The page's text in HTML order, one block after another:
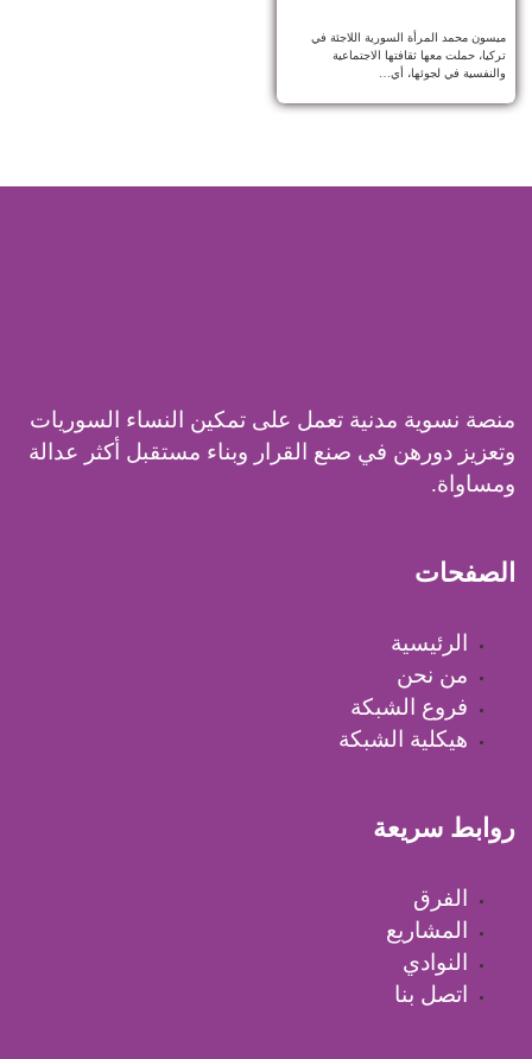
ميسون محمد المرأة السورية اللاجئة في
تركيا، حملت معها ثقافتها الاجتماعية
والنفسية في لجوئها، أي…
منصة نسوية مدنية تعمل على تمكين النساء السوريات
وتعزيز دورهن في صنع القرار وبناء مستقبل أكثر عدالة
ومساواة.
الصفحات
الرئيسية
من نحن
فروع الشبكة
هيكلية الشبكة
روابط سريعة
الفرق
المشاريع
النوادي
اتصل بنا